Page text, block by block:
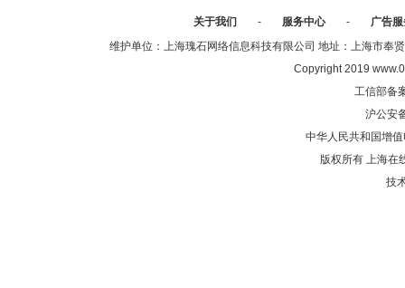
关于我们 - 服务中心 -
广告
维护单位：上海瑰石网络信息科技有限公司 地址：上海市
Copyright 2019
工信部备
沪公安
中华人民共和国增
版权所有 上海在
技